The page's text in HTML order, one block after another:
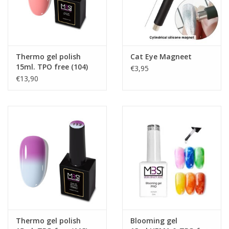
weken.
Thermo gel polish
15ml. TPO free (104)
€13,90
Cat Eye Magneet
€3,95
Thermo gel polish
Blooming gel